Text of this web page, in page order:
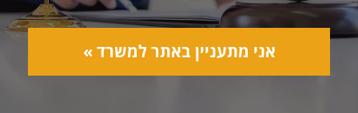
אני מתעניין באתר למשרד »